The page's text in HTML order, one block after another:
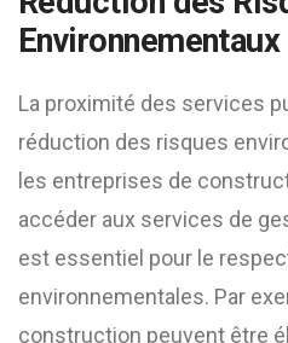
Environnementaux
La proximité des services
réduction des risques
les entreprises de
accéder aux services de
est essentiel pour le
environnementales. Par
construction peuvent être